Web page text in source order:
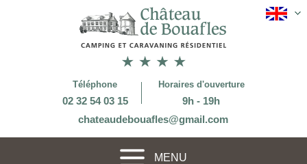
Téléphone
02 32 54 03 15
Horaires d'ouverture
9h - 19h
chateaudebouafles@gmail.com
MENU